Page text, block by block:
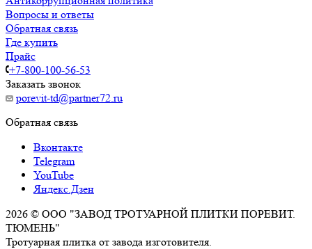
Вопросы и ответы
Обратная связь
Где купить
Прайс
+7-800-100-56-53
Заказать звонок
porevit-td@partner72.ru
Обратная связь
Вконтакте
Telegram
YouTube
Яндекс.Дзен
2026 © ООО "ЗАВОД ТРОТУАРНОЙ ПЛИТКИ ПОРЕВИТ.
ТЮМЕНЬ"
Тротуарная плитка от завода изготовителя.